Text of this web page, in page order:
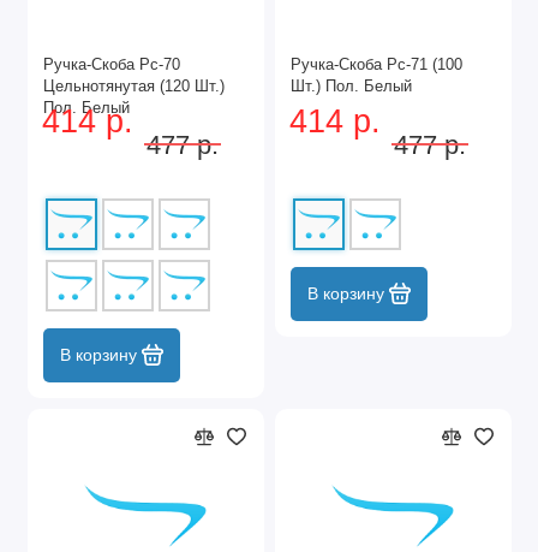
Ручка-Скоба Рс-70
Цельнотянутая (120 Шт.)
Пол. Белый
414 р.
477 р.
В корзину
Ручка-Скоба Рс-71 (100
Шт.) Пол. Белый
414 р.
477 р.
В корзину